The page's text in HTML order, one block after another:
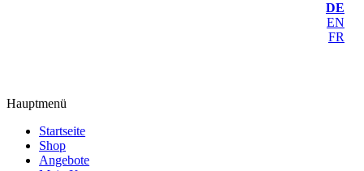
DE
EN
FR
Hauptmenü
Startseite
Shop
Angebote